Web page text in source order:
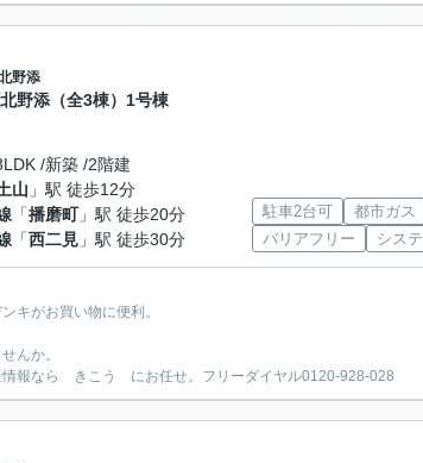
野添
野添（全3棟）1号棟
/新築 /2階建
山 」駅 徒歩12分
「播磨町」駅 徒歩20分
「西二見 」駅 徒歩30分
駐車2台可 都市ガス
バリアフリー
シス
キがお買い物に便利。
んか。
なら きこう にお任せ。フリーダイヤル0120-928-028